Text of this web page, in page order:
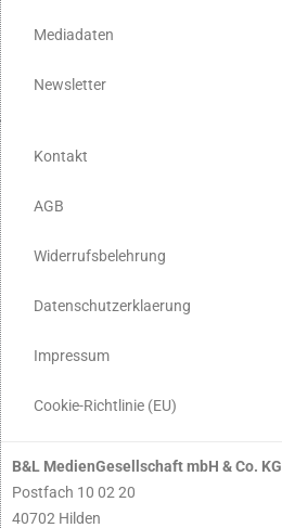
Mediadaten
Newsletter
Kontakt
AGB
Widerrufsbelehrung
Datenschutzerklaerung
Impressum
Cookie-Richtlinie (EU)
B&L MedienGesellschaft mbH & Co. KG
Postfach 10 02 20
40702 Hilden